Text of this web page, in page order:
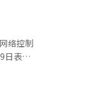
种做法
固定
想法。
升和
也有
去面
刚开始
的严泰
JYP
新项
动和
此次
学习
络控制